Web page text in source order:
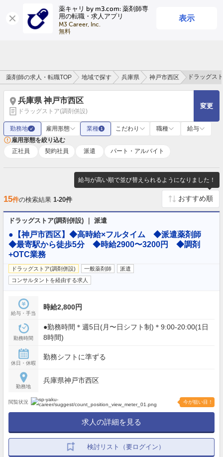
薬キャリ by m3.com: 薬剤師専
用の転職・求人アプリ
M3 Career, Inc.
無料
表示
ログイン
薬剤師の求人・転職TOP 地域で探す 兵庫県 神戸市西区 ドラッグス
兵庫県 神戸市西区
ドラッグストア(調剤併設)
変更
勤務地 ✓ 雇用形態 業種 1 こだわり 職種
給与
雇用形態を絞り込む
正社員
契約社員 派遣 パート・アルバイト
給与が高い順で並び替えられるようになりました！
15件の検索結果 1-20件
ドラッグストア(調剤併設) ｜ 派遣
●【神戸市西区】◆高時給×フルタイム ◆派遣薬剤師
◆最寄駅から徒歩5分 ◆時給2900〜3200円 ◆調剤
+OTC業務
ドラッグストア(調剤併設) 一般薬剤師
派遣
コンサルタントを経由する求人
給与・手当
時給2,800円
勤務時間
●勤務時間＊週5日(月〜日シフト制)＊9:00-20:00(1日
8時間)
休日・休暇
勤務シフトに準ずる
勤務地
兵庫県神戸市西区
閲覧状況 今が狙い目！
求人の詳細を見る
検討リスト（要ログイン）